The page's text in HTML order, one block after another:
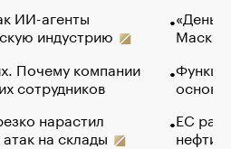
ИИ-агенты
индустрию
Почему компании
сотрудников
нарастил
на склады
Маск в
основ
ЕС
нефти